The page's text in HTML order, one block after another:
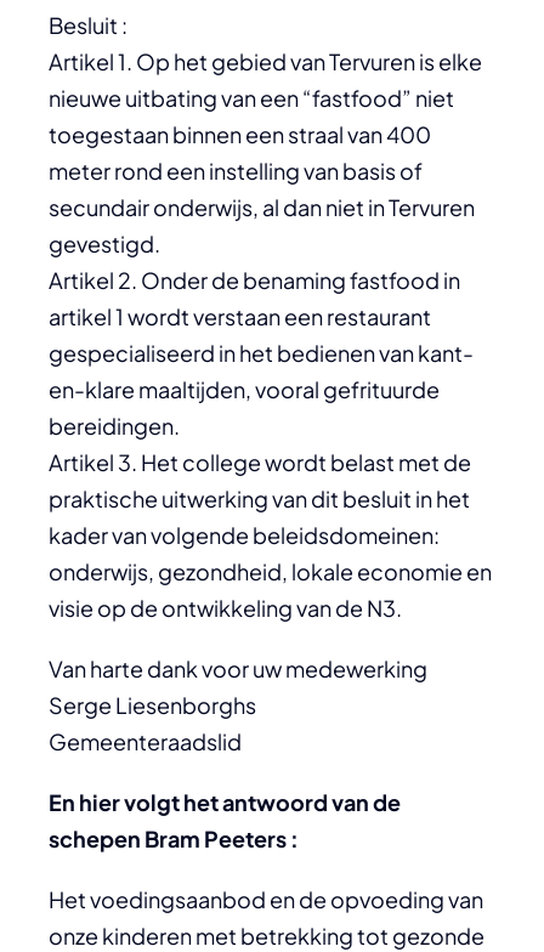
Besluit :
Artikel 1. Op het gebied van Tervuren is elke
nieuwe uitbating van een “fastfood” niet
toegestaan binnen een straal van 400
meter rond een instelling van basis of
secundair onderwijs, al dan niet in Tervuren
gevestigd.
Artikel 2. Onder de benaming fastfood in
artikel 1 wordt verstaan een restaurant
gespecialiseerd in het bedienen van kant-
en-klare maaltijden, vooral gefrituurde
bereidingen.
Artikel 3. Het college wordt belast met de
praktische uitwerking van dit besluit in het
kader van volgende beleidsdomeinen:
onderwijs, gezondheid, lokale economie en
visie op de ontwikkeling van de N3.
Van harte dank voor uw medewerking
Serge Liesenborghs
Gemeenteraadslid
En hier volgt het antwoord van de
schepen Bram Peeters :
Het voedingsaanbod en de opvoeding van
onze kinderen met betrekking tot gezonde